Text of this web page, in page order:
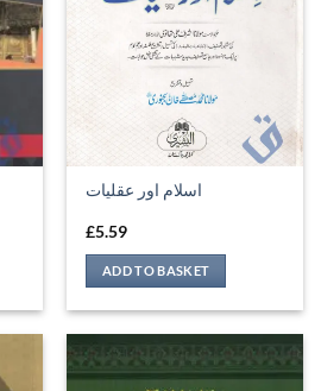
اسلام اور عقلیات
£5.59
ADD TO BASKET